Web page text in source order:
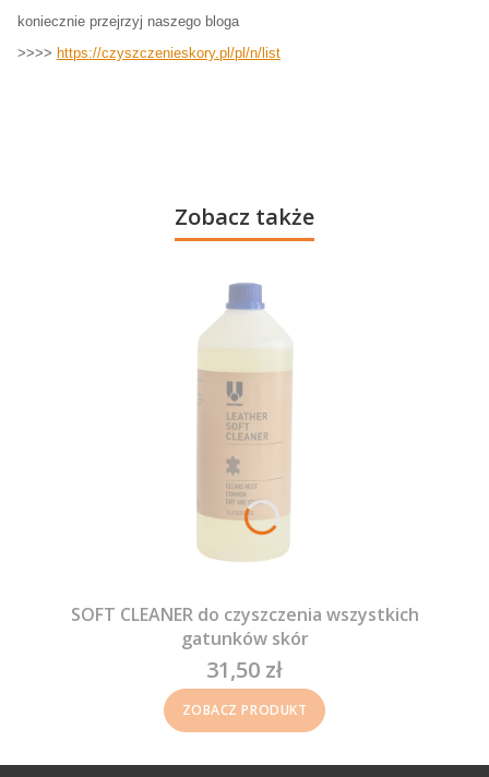
koniecznie przejrzyj naszego bloga
>>>> https://czyszczenieskory.pl/pl/n/list
Zobacz także
SOFT CLEANER do czyszczenia wszystkich
gatunków skór
Cena
31,50 zł
ZOBACZ PRODUKT